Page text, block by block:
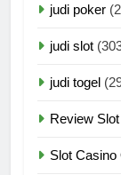
judi poker
judi slot
judi togel
Review
Slot